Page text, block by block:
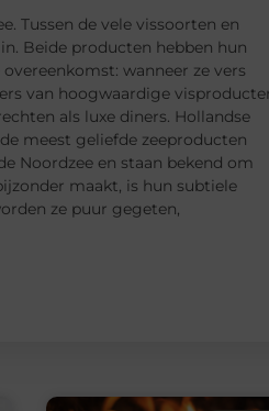
Tussen de vele vissoorten en
Beide producten hebben hun
wanneer ze vers
van hoogwaardige
als luxe diners. Hollandse
meest geliefde zeeproducten
Noordzee en staan bekend om
maakt, is hun subtiele
ze puur gegeten,